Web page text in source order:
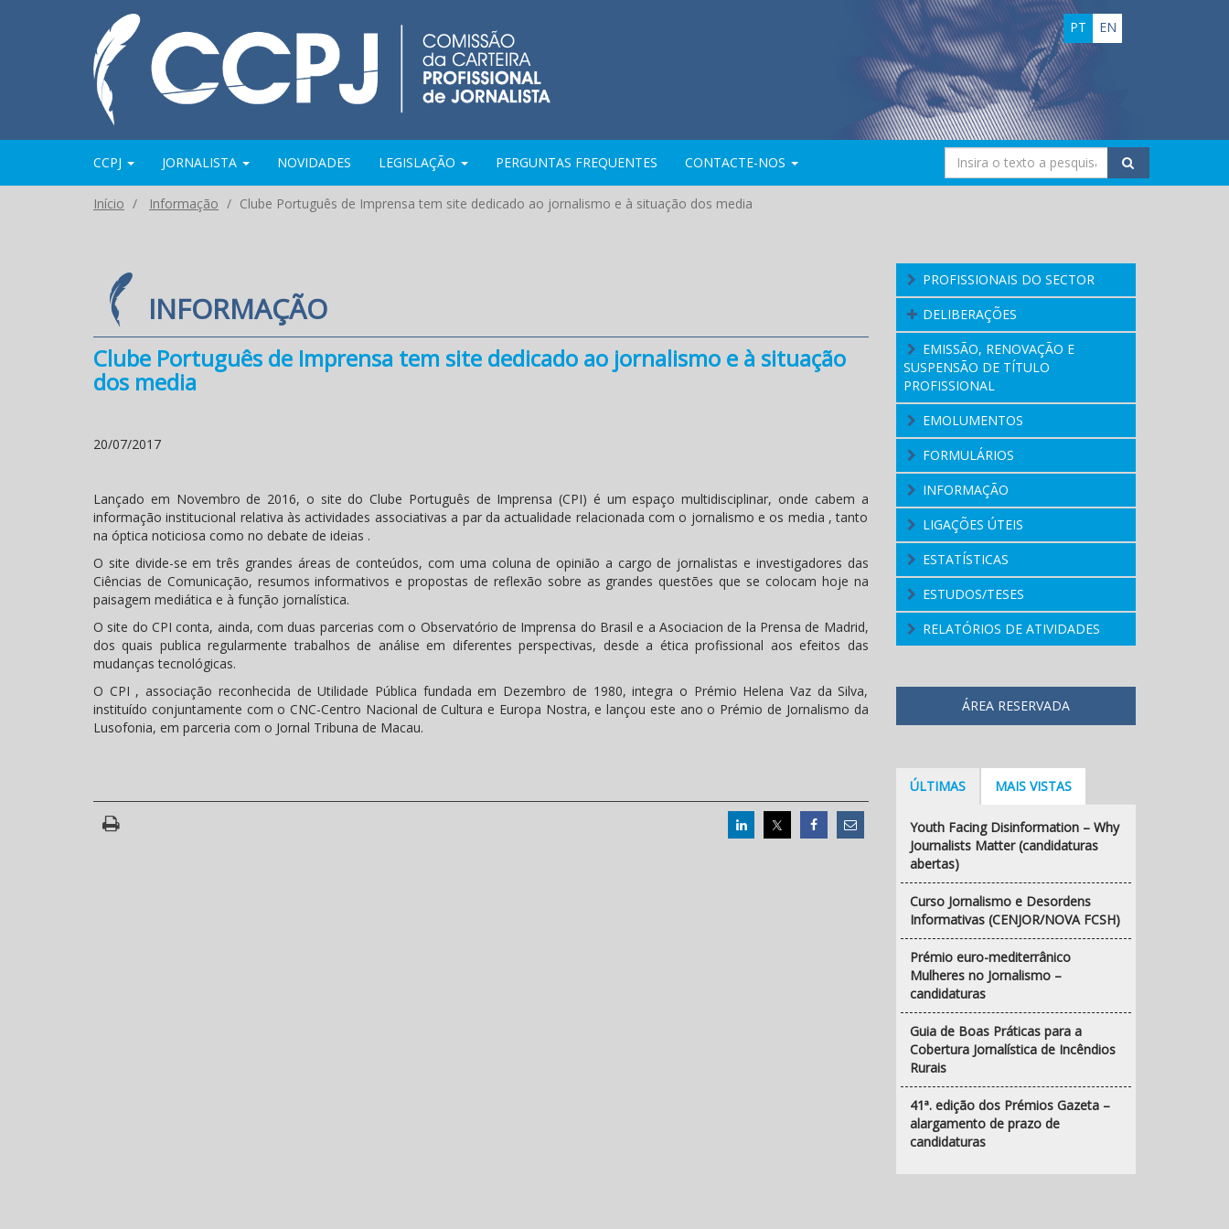
EN
PT
CCPJ JORNALISTA NOVIDADES LEGISLAÇÃO PERGUNTAS FREQUENTES CONTACTE-NOS
Início Informação Clube Português de Imprensa tem site dedicado ao jornalismo e à situação dos media
INFORMAÇÃO
Clube Português de Imprensa tem site dedicado ao jornalismo e à situação
dos media
20/07/2017
Lançado em Novembro de 2016, o site do Clube Português de Imprensa (CPI) é um espaço multidisciplinar, onde cabem a
informação institucional relativa às actividades associativas a par da actualidade relacionada com o jornalismo e os media , tanto
na óptica noticiosa como no debate de ideias .
O site divide-se em três grandes áreas de conteúdos, com uma coluna de opinião a cargo de jornalistas e investigadores das
Ciências de Comunicação, resumos informativos e propostas de reflexão sobre as grandes questões que se colocam hoje na
paisagem mediática e à função jornalística.
O site do CPI conta, ainda, com duas parcerias com o Observatório de Imprensa do Brasil e a Asociacion de la Prensa de Madrid,
dos quais publica regularmente trabalhos de análise em diferentes perspectivas, desde a ética profissional aos efeitos das
mudanças tecnológicas.
O CPI , associação reconhecida de Utilidade Pública fundada em Dezembro de 1980, integra o Prémio Helena Vaz da Silva,
instituído conjuntamente com o CNC-Centro Nacional de Cultura e Europa Nostra, e lançou este ano o Prémio de Jornalismo da
Lusofonia, em parceria com o Jornal Tribuna de Macau.
PROFISSIONAIS DO SECTOR
DELIBERAÇÕES
EMISSÃO, RENOVAÇÃO E
SUSPENSÃO DE TÍTULO
PROFISSIONAL
EMOLUMENTOS
FORMULÁRIOS
INFORMAÇÃO
LIGAÇÕES ÚTEIS
ESTATÍSTICAS
ESTUDOS/TESES
RELATÓRIOS DE ATIVIDADES
ÁREA RESERVADA
ÚLTIMAS MAIS VISTAS
Youth Facing Disinformation – Why
Journalists Matter (candidaturas
abertas)
Curso Jornalismo e Desordens
Informativas (CENJOR/NOVA FCSH)
Prémio euro-mediterrânico
Mulheres no Jornalismo –
candidaturas
Guia de Boas Práticas para a
Cobertura Jornalística de Incêndios
Rurais
41ª. edição dos Prémios Gazeta –
alargamento de prazo de
candidaturas